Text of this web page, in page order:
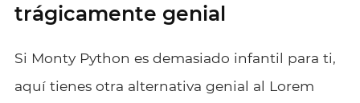
trágicamente genial
Si Monty Python es demasiado infantil para ti,
aquí tienes otra alternativa genial al Lorem